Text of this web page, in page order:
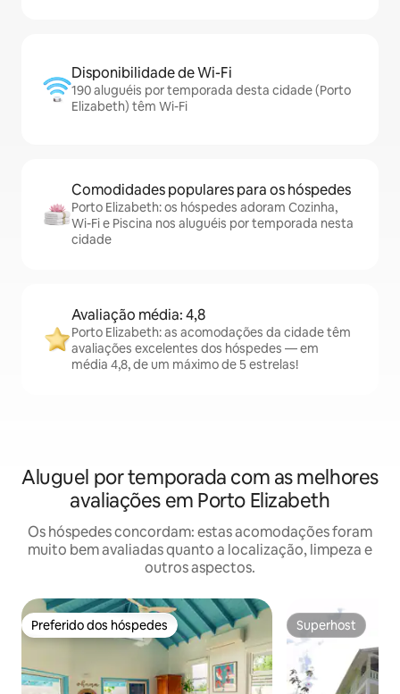
Disponibilidade de Wi-Fi
190 aluguéis por temporada desta cidade (Porto
Elizabeth) têm Wi-Fi
Comodidades populares para os hóspedes
Porto Elizabeth: os hóspedes adoram Cozinha,
Wi-Fi e Piscina nos aluguéis por temporada nesta
cidade
Avaliação média: 4,8
Porto Elizabeth: as acomodações da cidade têm
avaliações excelentes dos hóspedes — em
média 4,8, de um máximo de 5 estrelas!
Aluguel por temporada com as melhores
avaliações em Porto Elizabeth
Os hóspedes concordam: estas acomodações foram
muito bem avaliadas quanto a localização, limpeza e
outros aspectos.
Preferido dos hóspedes
Preferido dos hóspedes Superhost
Superhost